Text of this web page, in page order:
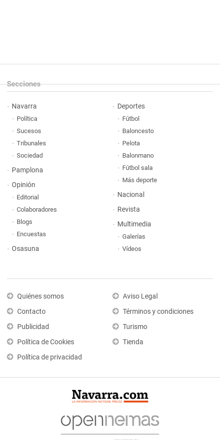
Secciones
Navarra
Política
Sucesos
Tribunales
Sociedad
Pamplona
Opinión
Editorial
Colaboradores
Blogs
Encuestas
Osasuna
Deportes
Fútbol
Baloncesto
Pelota
Balonmano
Fútbol sala
Más deporte
Nacional
Revista
Multimedia
Galerías
Vídeos
Quiénes somos
Contacto
Publicidad
Política de Cookies
Política de privacidad
Aviso Legal
Términos y condiciones
Turismo
Tienda